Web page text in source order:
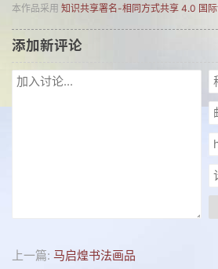
本作品采用 知识共享署名-相同方式共享 4.0 国
添加新评论
上一篇: 马启煌书法画品